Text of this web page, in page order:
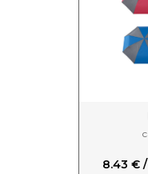
8.43 €